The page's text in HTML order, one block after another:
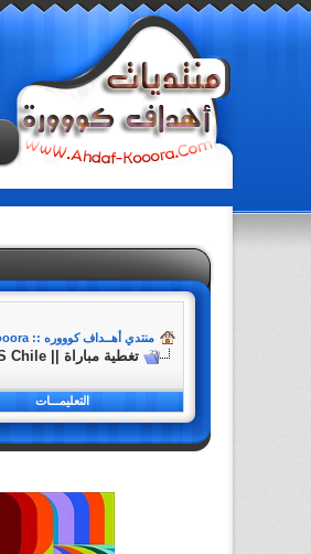
منتدي أهــداف كوووره :: Ahdaf-Kooora
تغطية مباراة || Cameroon VS Chile || كأس القارات 2017 (Group B)
التعليمـــات